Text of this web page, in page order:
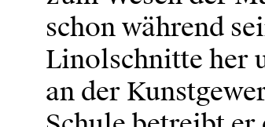
schon während
Linolschnitte her
an der